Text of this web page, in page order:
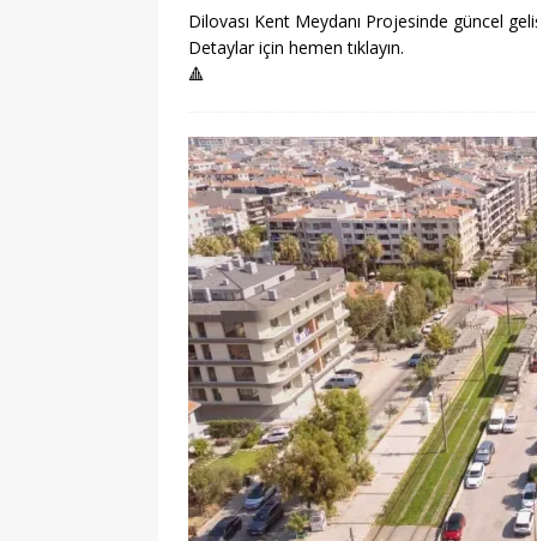
Dilovası Kent Meydanı Projesinde güncel
Detaylar için hemen tıklayın.
🔺